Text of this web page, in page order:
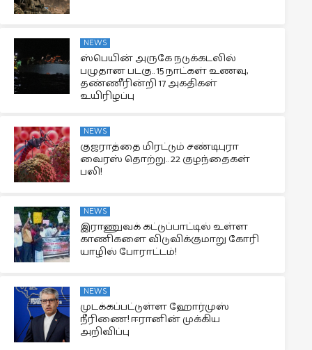
NEWS
ஸ்பெயின் அருகே நடுக்கடலில்
பழுதான படகு.. 15 நாட்கள் உணவு,
தண்ணீரின்றி 17 அகதிகள்
உயிரிழப்பு
NEWS
குஜராத்தை மிரட்டும் சண்டிபுரா
வைரஸ் தொற்று.. 22 குழந்தைகள்
பலி!
NEWS
இராணுவக் கட்டுப்பாட்டில் உள்ள
காணிகளை விடுவிக்குமாறு கோரி
யாழில் போராட்டம்!
NEWS
முடக்கப்பட்டுள்ள ஹோர்முஸ்
நீரிணை! ஈரானின் முக்கிய
அறிவிப்பு